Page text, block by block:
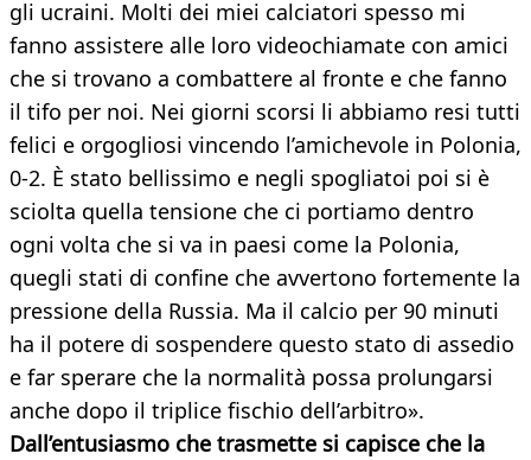
gli ucraini. Molti dei miei calciatori spesso mi
fanno assistere alle loro videochiamate con amici
che si trovano a combattere al fronte e che fanno
il tifo per noi. Nei giorni scorsi li abbiamo resi tutti
felici e orgogliosi vincendo l’amichevole in Polonia,
0-2. È stato bellissimo e negli spogliatoi poi si è
sciolta quella tensione che ci portiamo dentro
ogni volta che si va in paesi come la Polonia,
quegli stati di confine che avvertono fortemente la
pressione della Russia. Ma il calcio per 90 minuti
ha il potere di sospendere questo stato di assedio
e far sperare che la normalità possa prolungarsi
anche dopo il triplice fischio dell’arbitro».
Dall’entusiasmo che trasmette si capisce che la